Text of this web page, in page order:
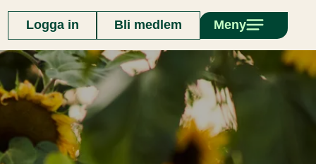
Logga in Bli medlem Meny